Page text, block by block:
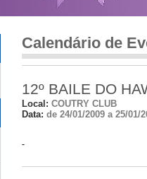
Calendário de
12º BAILE DO
Local: COUTRY CLUB
Data: de 24/01/2009 a 25/01/
-